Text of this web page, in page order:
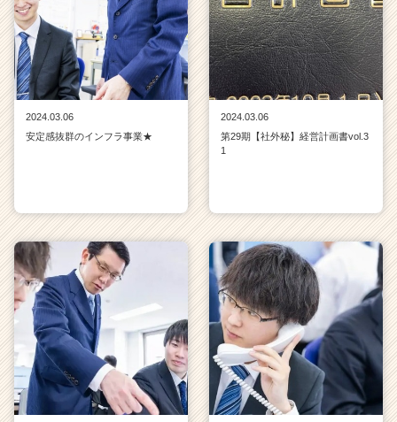
2024.03.06
安定感抜群のインフラ事業★
2024.03.06
第29期【社外秘】経営計画書vol.3
1